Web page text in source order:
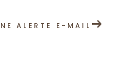
ALERTE E-MAIL